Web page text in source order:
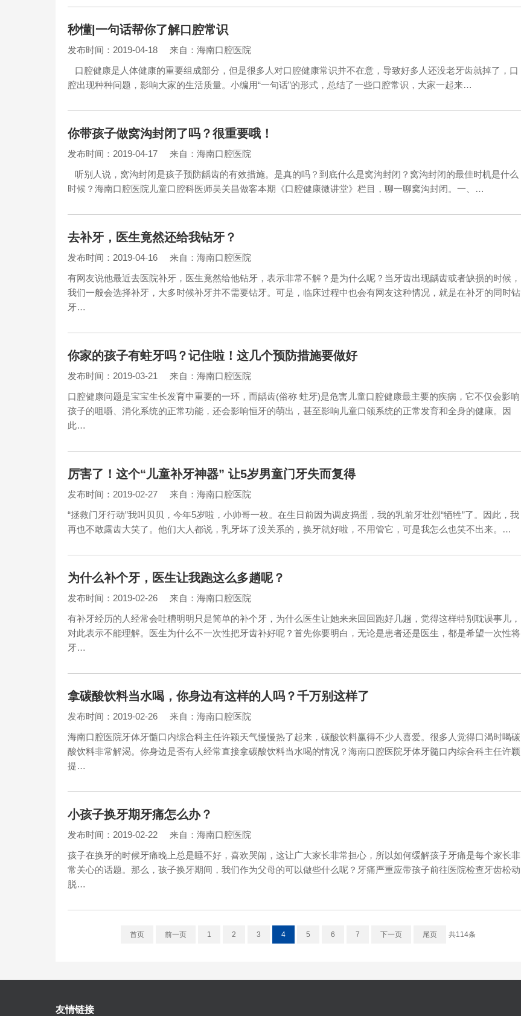
秒懂|一句话帮你了解口腔常识
发布时间：2019-04-18
来自：海南口腔医院
口腔健康是人体健康的重要组成部分，但是很多人对口腔健康常识并不在意，导致好多人还没老牙齿就掉了，口
腔出现种种问题，影响大家的生活质量。小编用“一句话”的形式，总结了一些口腔常识，大家一起来…
你带孩子做窝沟封闭了吗？很重要哦！
发布时间：2019-04-17
来自：海南口腔医院
听别人说，窝沟封闭是孩子预防龋齿的有效措施。是真的吗？到底什么是窝沟封闭？窝沟封闭的最佳时机是什么
时候？海南口腔医院儿童口腔科医师吴关昌做客本期《口腔健康微讲堂》栏目，聊一聊窝沟封闭。一、…
去补牙，医生竟然还给我钻牙？
发布时间：2019-04-16
来自：海南口腔医院
有网友说他最近去医院补牙，医生竟然给他钻牙，表示非常不解？是为什么呢？当牙齿出现龋齿或者缺损的时候，
我们一般会选择补牙，大多时候补牙并不需要钻牙。可是，临床过程中也会有网友这种情况，就是在补牙的同时钻
牙…
你家的孩子有蛀牙吗？记住啦！这几个预防措施要做好
发布时间：2019-03-21
来自：海南口腔医院
口腔健康问题是宝宝生长发育中重要的一环，而龋齿(俗称 蛀牙)是危害儿童口腔健康最主要的疾病，它不仅会影响
孩子的咀嚼、消化系统的正常功能，还会影响恒牙的萌出，甚至影响儿童口颌系统的正常发育和全身的健康。因
此…
厉害了！这个“儿童补牙神器” 让5岁男童门牙失而复得
发布时间：2019-02-27
来自：海南口腔医院
“拯救门牙行动”我叫贝贝，今年5岁啦，小帅哥一枚。在生日前因为调皮捣蛋，我的乳前牙壮烈“牺牲”了。因此，我
再也不敢露齿大笑了。他们大人都说，乳牙坏了没关系的，换牙就好啦，不用管它，可是我怎么也笑不出来。…
为什么补个牙，医生让我跑这么多趟呢？
发布时间：2019-02-26
来自：海南口腔医院
有补牙经历的人经常会吐槽明明只是简单的补个牙，为什么医生让她来来回回跑好几趟，觉得这样特别耽误事儿，
对此表示不能理解。医生为什么不一次性把牙齿补好呢？首先你要明白，无论是患者还是医生，都是希望一次性将
牙…
拿碳酸饮料当水喝，你身边有这样的人吗？千万别这样了
发布时间：2019-02-26
来自：海南口腔医院
海南口腔医院牙体牙髓口内综合科主任许颖天气慢慢热了起来，碳酸饮料赢得不少人喜爱。很多人觉得口渴时喝碳
酸饮料非常解渴。你身边是否有人经常直接拿碳酸饮料当水喝的情况？海南口腔医院牙体牙髓口内综合科主任许颖
提…
小孩子换牙期牙痛怎么办？
发布时间：2019-02-22
来自：海南口腔医院
孩子在换牙的时候牙痛晚上总是睡不好，喜欢哭闹，这让广大家长非常担心，所以如何缓解孩子牙痛是每个家长非
常关心的话题。那么，孩子换牙期间，我们作为父母的可以做些什么呢？牙痛严重应带孩子前往医院检查牙齿松动
脱…
首页 前一页 1 2 3 4 5 6 7 下一页 尾页 共114条
友情链接